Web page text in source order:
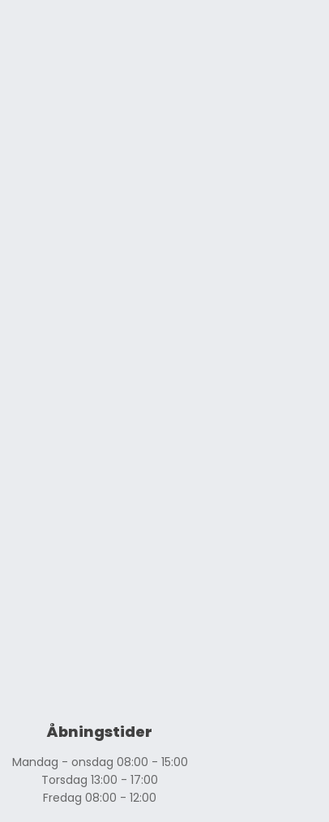
Åbningstider
Mandag - onsdag 08:00 - 15:00
​Torsdag 13:00 - 17:00
​Fredag 08:00 - 12:00